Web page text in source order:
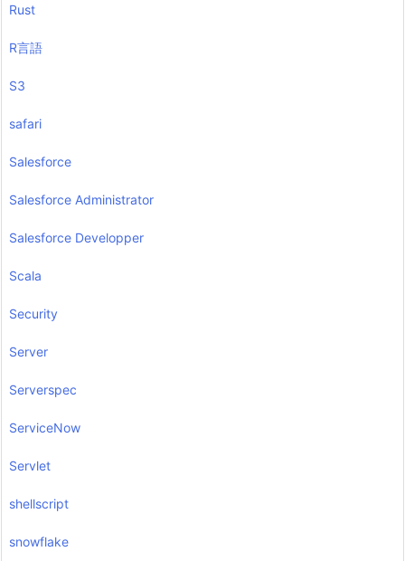
Rust
R言語
S3
safari
Salesforce
Salesforce Administrator
Salesforce Developper
Scala
Security
Server
Serverspec
ServiceNow
Servlet
shellscript
snowflake